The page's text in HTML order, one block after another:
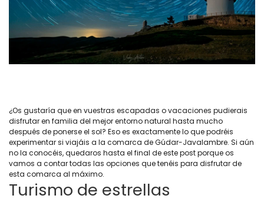
¿Os gustaría que en vuestras escapadas o vacaciones pudierais
disfrutar en familia del mejor entorno natural hasta mucho
después de ponerse el sol? Eso es exactamente lo que podréis
experimentar si viajáis a la comarca de Gúdar-Javalambre. Si aún
no la conocéis, quedaros hasta el final de este post porque os
vamos a contar todas las opciones que tenéis para disfrutar de
esta comarca al máximo.
Turismo de estrellas